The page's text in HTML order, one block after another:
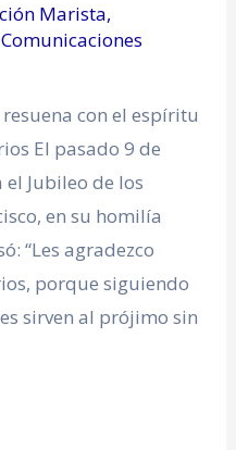
Marista,
Comunicaciones
con el espíritu
El pasado 9 de
el Jubileo de los
en su homilía
“Les agradezco
porque siguiendo
sirven al prójimo sin